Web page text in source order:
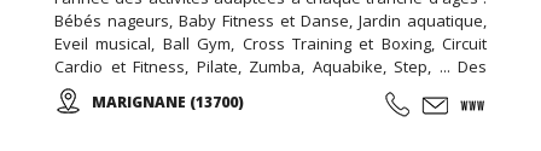
Bébés nageurs, Baby Fitness et Danse, Jardin aquatique,
Eveil musical, Ball Gym, Cross Training et Boxing, Circuit
Cardio et Fitness, Pilate, Zumba, Aquabike, Step, ... Des
Stages Sportifs pendant les vacances, des Garderies
Sportives qui suivent les rythmes scolaires,... Des
MARIGNANE (13700)